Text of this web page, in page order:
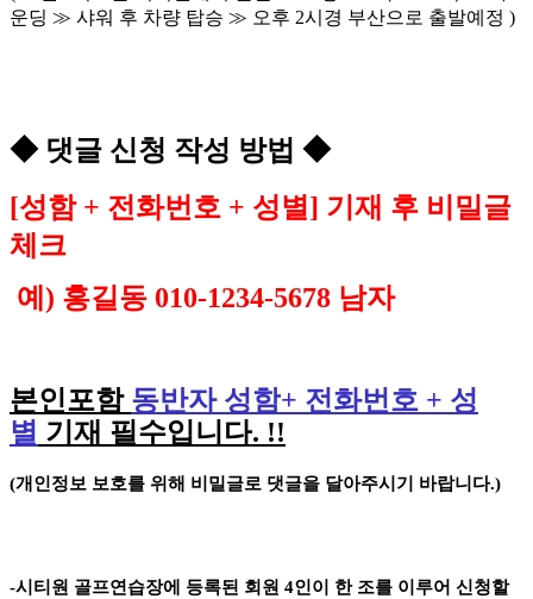
운딩 ≫ 샤워 후 차량 탑승 ≫ 오후 2시경 부산으로 출발예정 )
◆ 댓글 신청 작성 방법 ◆
[성함 + 전화번호 + 성별] 기재 후 비밀글
체크
예 ) 홍길동 010-1234-5678 남자
본인포함 동반자 성함+ 전화번호 + 성
별 기재 필수입니다. !!
(개인정보 보호를 위해 비밀글로 댓글을 달아주시기 바랍니다.)
-시티원 골프연습장에 등록된 회원 4인이 한 조를 이루어 신청할